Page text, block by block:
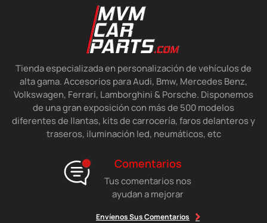
Tienda especializada en personalización de vehículos de
alta gama. Accesorios para Audi, Bmw, Mercedes Benz,
Volkswagen, Ferrari, Lamborghini & Porsche. Disponemos
de una gran exposición con más de 500 modelos
diferentes de llantas, kits de carrocería, faros delanteros y
traseros, iluminación led, neumáticos, etc
Comentarios
Tus comentarios nos
ayudan a mejorar
Envíenos Sus Comentarios